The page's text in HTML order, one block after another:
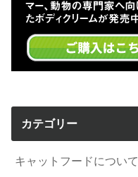
カテゴリー
キャットフードについて